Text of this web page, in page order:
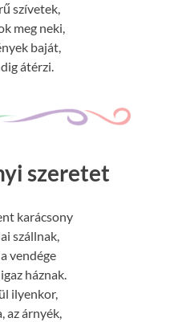
szívetek,
meg neki,
baját,
átérzi.
szeretet
karácsony
szállnak,
vendége
háznak.
ilyenkor,
az árnyék,